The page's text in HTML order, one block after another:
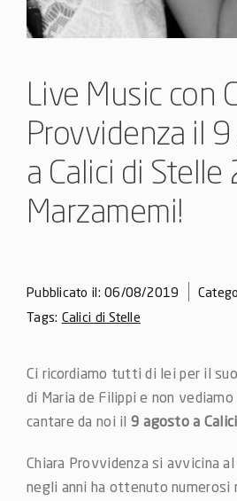
Live Music con
Provvidenza il 9
a Calici di
Marzamemi!
Pubblicato il: 06/08/2019
Tags: Calici di Stelle
Ci ricordiamo tutti di lei per il
di Maria de Filippi e non vediamo
cantare da noi il 9 agosto a
Chiara Provvidenza si avvicina
negli anni ha ottenuto numerosi